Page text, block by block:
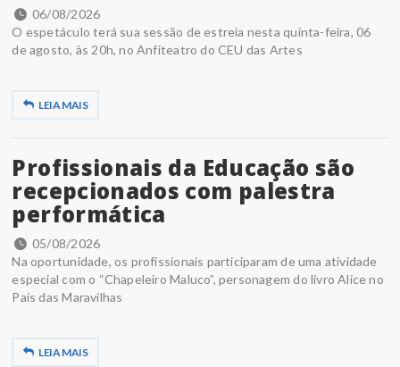
06/08/2026
O espetáculo terá sua sessão de estreia nesta quinta-feira, 06
de agosto, às 20h, no Anfiteatro do CEU das Artes
LEIA MAIS
Profissionais da Educação são
recepcionados com palestra
performática
05/08/2026
Na oportunidade, os profissionais participaram de uma atividade
especial com o “Chapeleiro Maluco”, personagem do livro Alice no
País das Maravilhas
LEIA MAIS